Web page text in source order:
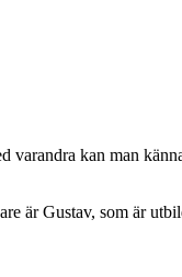
kan man
är Gustav, som är